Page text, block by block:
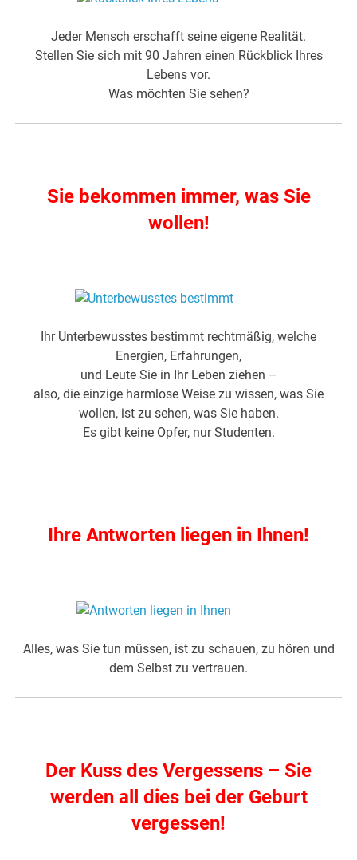
Jeder Mensch erschafft seine eigene Realität.
Stellen Sie sich mit 90 Jahren einen Rückblick Ihres
Lebens vor.
Was möchten Sie sehen?
Sie bekommen immer, was Sie
wollen!
Ihr Unterbewusstes bestimmt rechtmäßig, welche
Energien, Erfahrungen,
und Leute Sie in Ihr Leben ziehen –
also, die einzige harmlose Weise zu wissen, was Sie
wollen, ist zu sehen, was Sie haben.
Es gibt keine Opfer, nur Studenten.
Ihre Antworten liegen in Ihnen!
Alles, was Sie tun müssen, ist zu schauen, zu hören und
dem Selbst zu vertrauen.
Der Kuss des Vergessens – Sie
werden all dies bei der Geburt
vergessen!